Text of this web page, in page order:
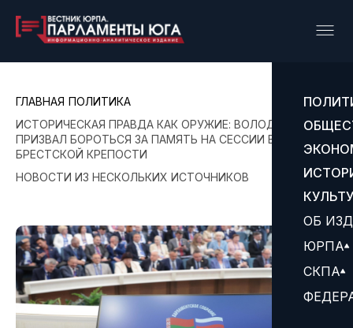
ОБ
ЮРПА
СКПА
ГЛАВНАЯ ПОЛИТИКА
ИСТОРИЧЕСКАЯ ПРАВДА КАК ОРУЖИЕ: ВОЛОДИН
ПРИЗВАЛ БОРОТЬСЯ ЗА ПАМЯТЬ НА СЕССИИ В
БРЕСТСКОЙ КРЕПОСТИ
НОВОСТИ ИЗ НЕСКОЛЬКИХ ИСТОЧНИКОВ